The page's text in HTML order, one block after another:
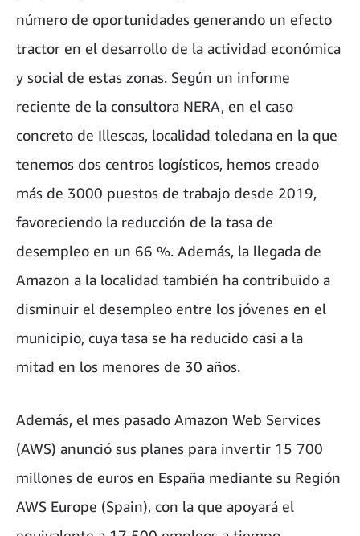
número de oportunidades generando un efecto
tractor en el desarrollo de la actividad económica
y social de estas zonas. Según un informe
reciente de la consultora NERA, en el caso
concreto de Illescas, localidad toledana en la que
tenemos dos centros logísticos, hemos creado
más de 3000 puestos de trabajo desde 2019,
favoreciendo la reducción de la tasa de
desempleo en un 66 %. Además, la llegada de
Amazon a la localidad también ha contribuido a
disminuir el desempleo entre los jóvenes en el
municipio, cuya tasa se ha reducido casi a la
mitad en los menores de 30 años.
Además, el mes pasado Amazon Web Services
(AWS) anunció sus planes para invertir 15 700
millones de euros en España mediante su Región
AWS Europe (Spain), con la que apoyará el